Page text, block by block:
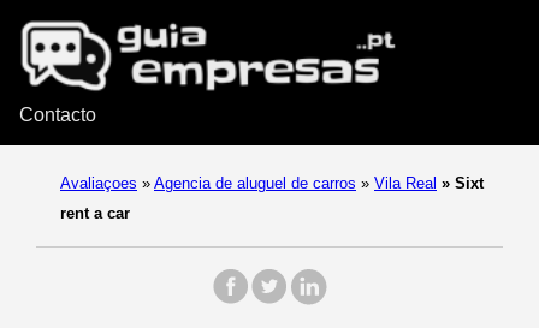
Contacto
Avaliaçoes » Agencia de aluguel de carros » Vila Real » Sixt
rent a car